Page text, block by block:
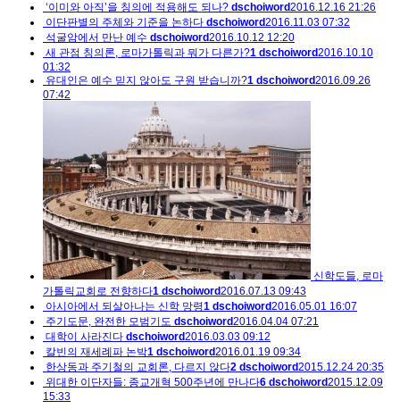
‘이미와 아직’을 칭의에 적용해도 되나? dschoiword2016.12.16 21:26
이단판별의 주체와 기준을 논하다 dschoiword2016.11.03 07:32
석굴암에서 만난 예수 dschoiword2016.10.12 12:20
새 관점 칭의론, 로마가톨릭과 뭐가 다른가?1 dschoiword2016.10.10
01:32
유대인은 예수 믿지 않아도 구원 받습니까?1 dschoiword2016.09.26
07:42
신학도들, 로마
가톨릭교회로 전향하다1 dschoiword2016.07.13 09:43
아시아에서 되살아나는 신학 망령1 dschoiword2016.05.01 16:07
주기도문, 완전한 모범기도 dschoiword2016.04.04 07:21
대학이 사라진다 dschoiword2016.03.03 09:12
칼빈의 재세례파 논박1 dschoiword2016.01.19 09:34
한상동과 주기철의 교회론, 다르지 않다2 dschoiword2015.12.24 20:35
위대한 이단자들: 종교개혁 500주년에 만나다6 dschoiword2015.12.09
15:33